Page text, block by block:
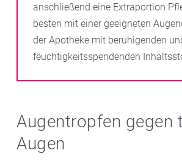
anschließend eine Extraportion
besten mit einer geeigneten
der Apotheke mit beruhigenden
feuchtigkeitsspendenden
Augentropfen gegen
Augen